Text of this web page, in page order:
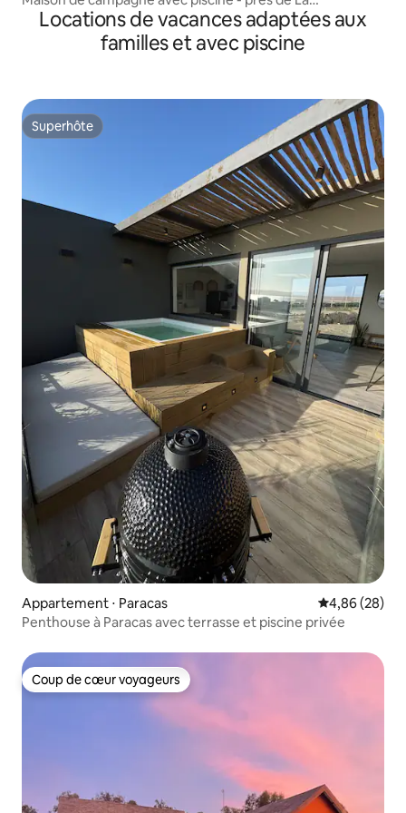
Huacachina
Locations de vacances adaptées aux
familles et avec piscine
Superhôte
Superhôte
Appartement ⋅ Paracas Évaluation
4,86 (28)
Penthouse à Paracas avec terrasse et piscine privée
Coup de cœur voyageurs
Coup de cœur voyageurs